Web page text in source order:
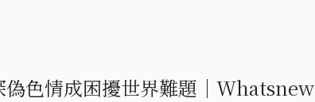
色情成困擾世界難題｜Whatsnew